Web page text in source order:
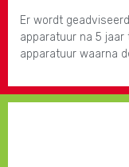
Er wordt
apparatuur na 5
apparatuur waarna